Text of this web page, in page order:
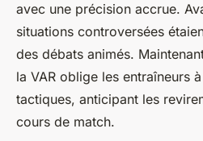
avec une précision accrue.
situations controversées
des débats animés.
la VAR oblige les entraîneurs
tactiques, anticipant les
cours de match.